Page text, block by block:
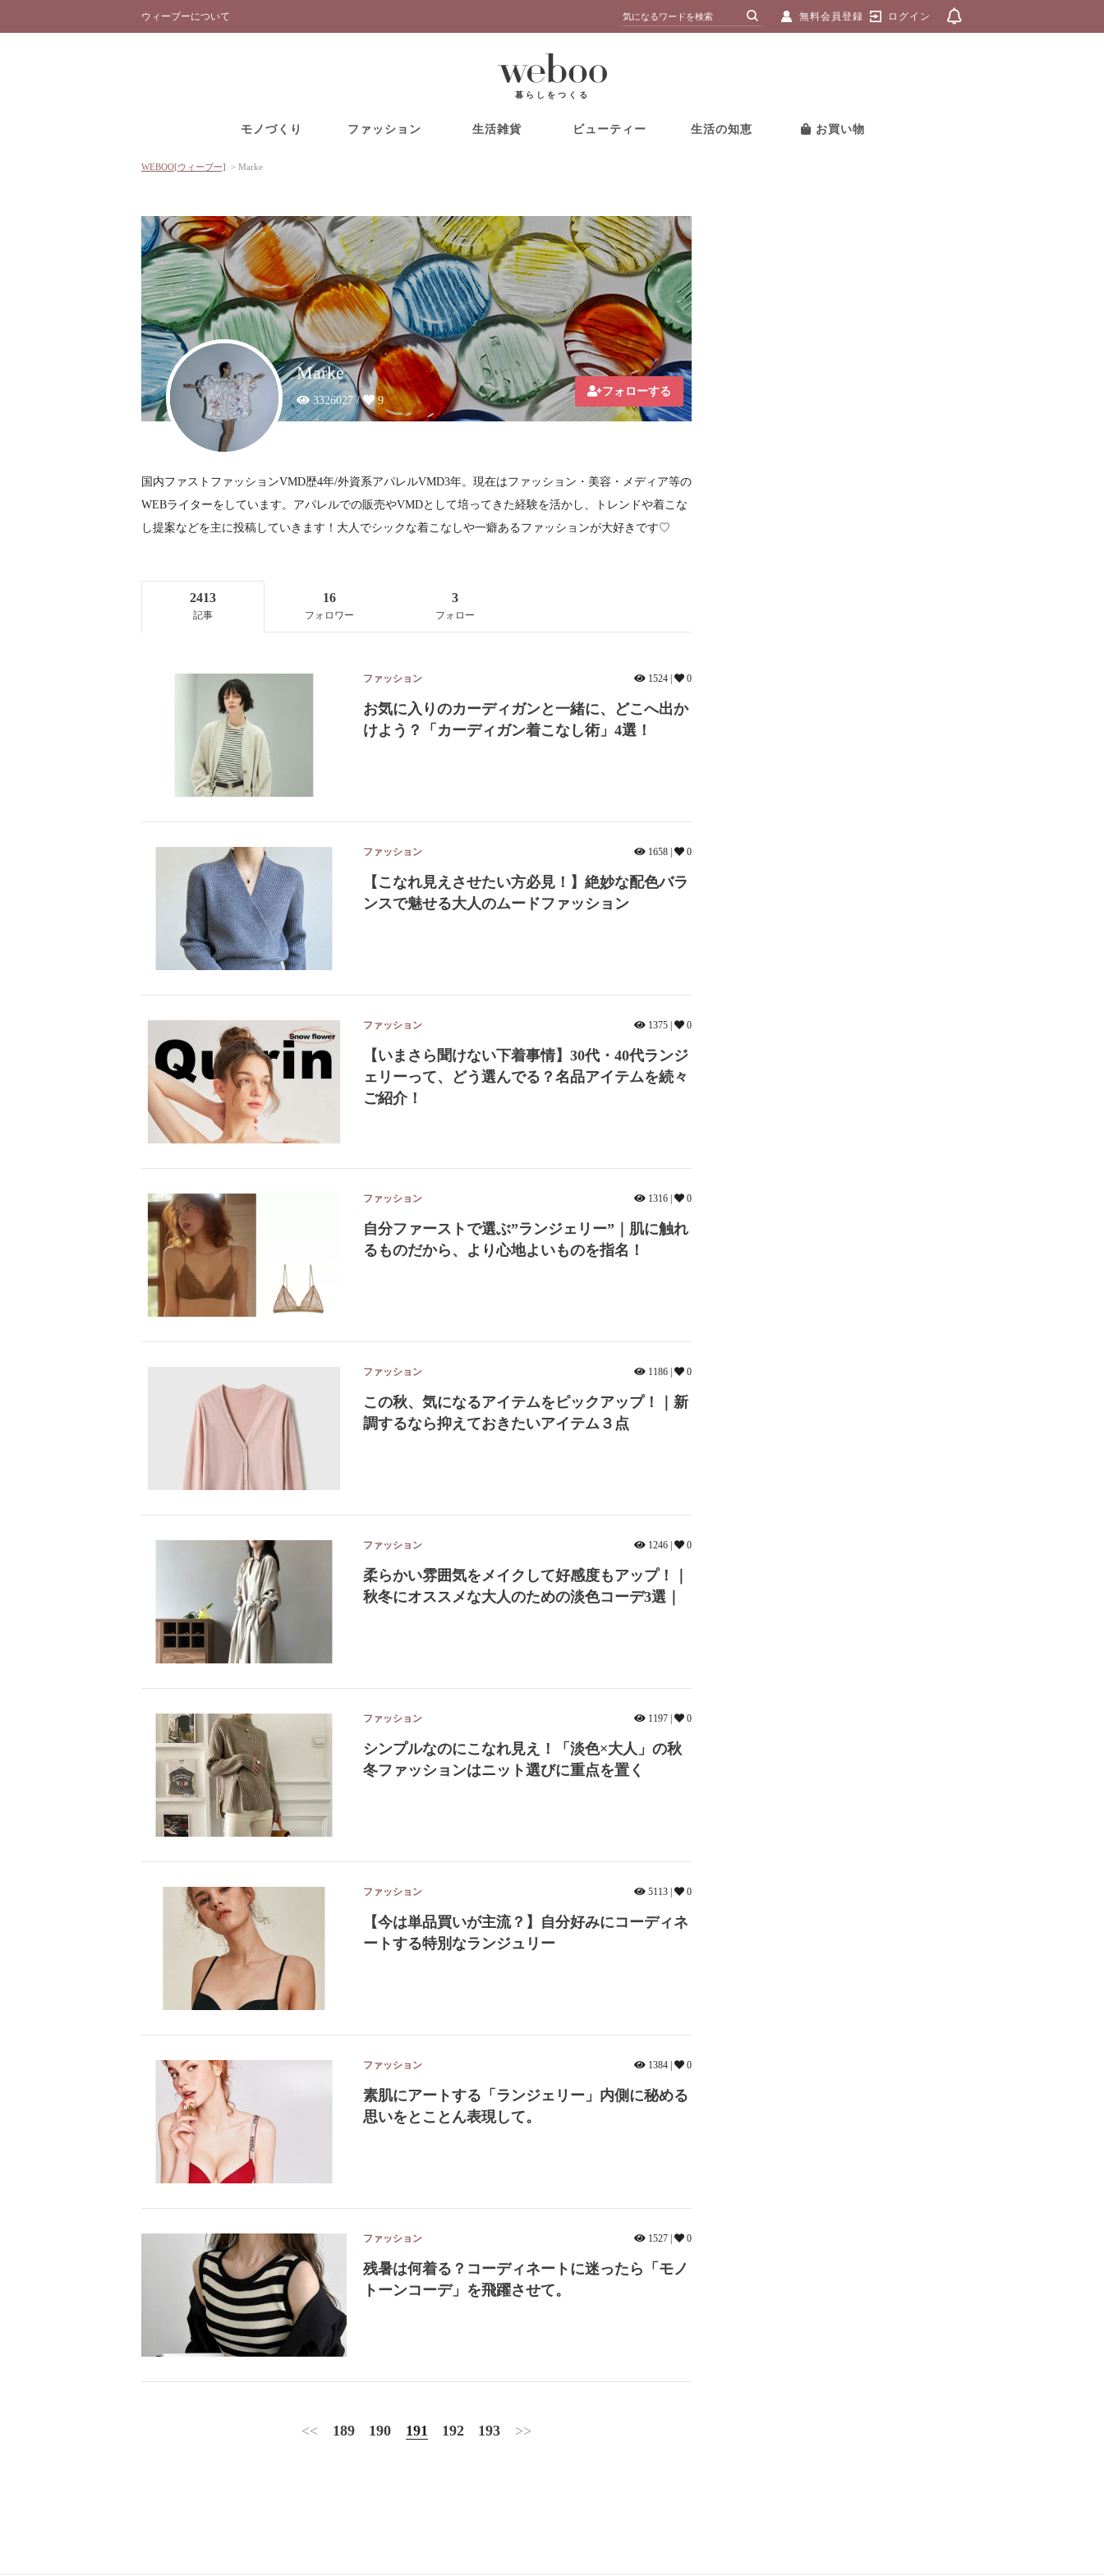
ウィーブーについて 無料会員登録 ログイン
暮らしをつくる
モノづくり ファッション 生活雑貨 ビューティー 生活の知恵 お買い物
WEBOO[ウィーブー] > Marke
フォローする
Marke
3326027 / 9
国内ファストファッションVMD歴4年/外資系アパレルVMD3年。現在はファッション・美容・メディア等の
WEBライターをしています。アパレルでの販売やVMDとして培ってきた経験を活かし、トレンドや着こな
し提案などを主に投稿していきます！大人でシックな着こなしや一癖あるファッションが大好きです♡
2413
記事
16
フォロワー
3
フォロー
ファッション 1524 | 0
お気に入りのカーディガンと一緒に、どこへ出か
けよう？「カーディガン着こなし術」4選！
ファッション 1658 | 0
【こなれ見えさせたい方必見！】絶妙な配色バラ
ンスで魅せる大人のムードファッション
ファッション 1375 | 0
【いまさら聞けない下着事情】30代・40代ランジ
ェリーって、どう選んでる？名品アイテムを続々
ご紹介！
ファッション 1316 | 0
自分ファーストで選ぶ”ランジェリー”｜肌に触れ
るものだから、より心地よいものを指名！
ファッション 1186 | 0
この秋、気になるアイテムをピックアップ！｜新
調するなら抑えておきたいアイテム３点
ファッション 1246 | 0
柔らかい雰囲気をメイクして好感度もアップ！｜
秋冬にオススメな大人のための淡色コーデ3選｜
ファッション 1197 | 0
シンプルなのにこなれ見え！「淡色×大人」の秋
冬ファッションはニット選びに重点を置く
ファッション 5113 | 0
【今は単品買いが主流？】自分好みにコーディネ
ートする特別なランジュリー
ファッション 1384 | 0
素肌にアートする「ランジェリー」内側に秘める
思いをとことん表現して。
ファッション 1527 | 0
残暑は何着る？コーディネートに迷ったら「モノ
トーンコーデ」を飛躍させて。
<< 189 190 191 192 193 >>